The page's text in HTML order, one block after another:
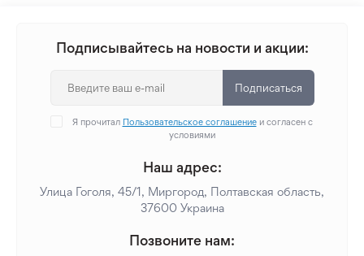
Подписывайтесь на новости и акции:
Подписаться
Я прочитал Пользовательское соглашениеи согласен с
условиями
Наш адрес:
Улица Гоголя, 45/1, Миргород, Полтавская область,
37600 Украина
Позвоните нам: